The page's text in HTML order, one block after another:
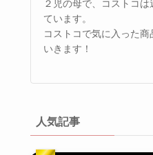
２児の母で、コストコ
ています。
コストコで気に入った商
いきます！
人気記事